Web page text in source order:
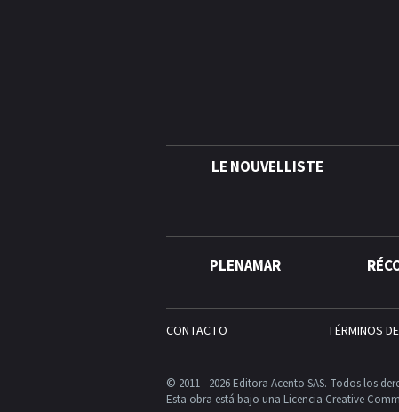
LE NOUVELLISTE
PLENAMAR
CONTACTO TÉRMINOS
© 2011 - 2026 Editora Acento SAS. Todos los
Esta obra está bajo una Licencia Creative